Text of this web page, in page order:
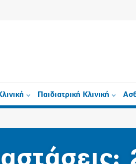
Παιδιατρική Κλινική